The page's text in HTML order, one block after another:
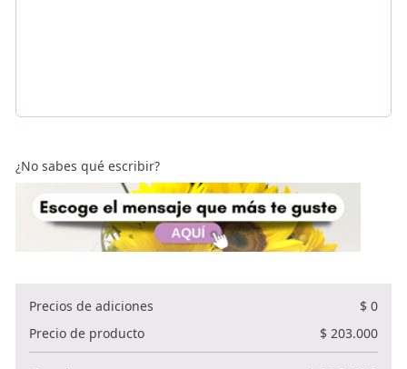
¿No sabes qué escribir?
Precios de adiciones $ 0
Precio de producto
$ 203.000